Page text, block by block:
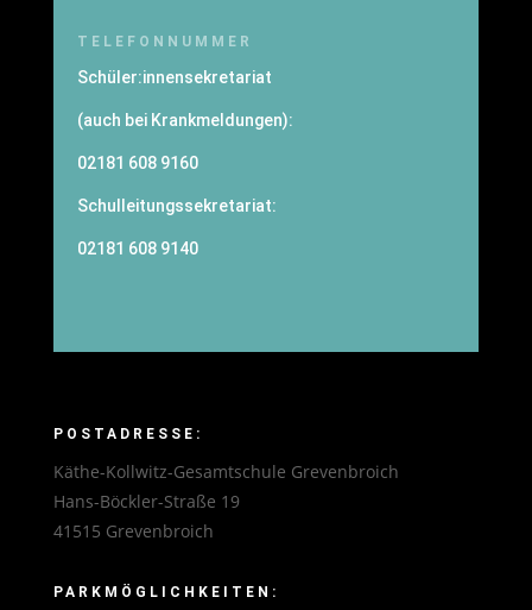
TELEFONNUMMER
Schüler:innensekretariat
(auch bei Krankmeldungen):
02181 608 9160
Schulleitungssekretariat:
02181 608 9140
POSTADRESSE:
Käthe-Kollwitz-Gesamtschule Grevenbroich
Hans-Böckler-Straße 19
41515 Grevenbroich
PARKMÖGLICHKEITEN: